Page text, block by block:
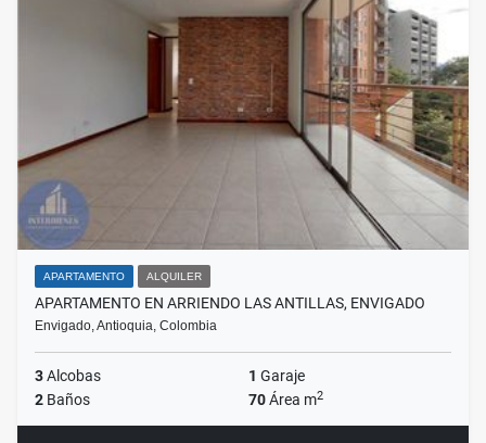
APARTAMENTO ALQUILER
APARTAMENTO EN ARRIENDO LAS ANTILLAS, ENVIGADO
Envigado, Antioquia, Colombia
3Alcobas 1 Garaje
2 Baños 70Área m2